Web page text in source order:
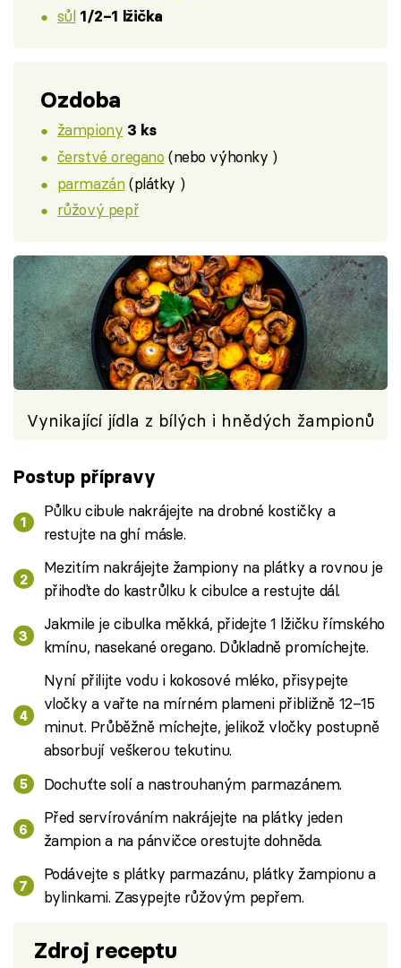
sůl 1/2–1 lžička
Ozdoba
žampiony 3 ks
čerstvé oregano (nebo výhonky )
parmazán(plátky )
růžový pepř
Vynikající jídla z bílých i hnědých žampionů
Postup přípravy
Půlku cibule nakrájejte na drobné kostičky a
restujte na ghí másle.
Mezitím nakrájejte žampiony na plátky a rovnou je
přihoďte do kastrůlku k cibulce a restujte dál.
Jakmile je cibulka měkká, přidejte 1 lžičku římského
kmínu, nasekané oregano. Důkladně promíchejte.
Nyní přilijte vodu i kokosové mléko, přisypejte
vločky a vařte na mírném plameni přibližně 12–15
minut. Průběžně míchejte, jelikož vločky postupně
absorbují veškerou tekutinu.
Dochuťte solí a nastrouhaným parmazánem.
Před servírováním nakrájejte na plátky jeden
žampion a na pánvičce orestujte dohněda.
Podávejte s plátky parmazánu, plátky žampionu a
bylinkami. Zasypejte růžovým pepřem.
Zdroj receptu